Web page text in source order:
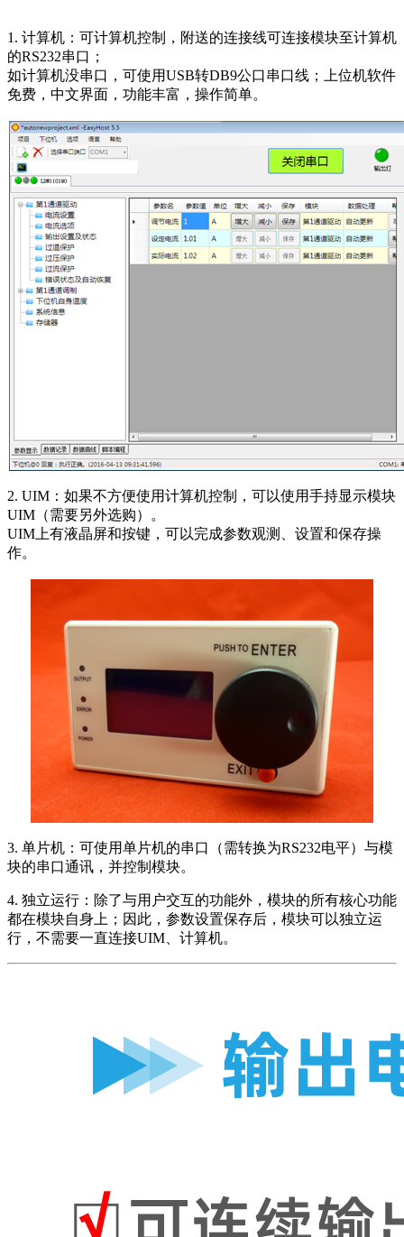
1. 计算机：可计算机控制，附送的连接线可连接模块至计算机
的RS232串口；
如计算机没串口，可使用USB转DB9公口串口线；上位机软件
免费，中文界面，功能丰富，操作简单。
2. UIM：如果不方便使用计算机控制，可以使用手持显示模块
UIM（需要另外选购）。
UIM上有液晶屏和按键，可以完成参数观测、设置和保存操
作。
3. 单片机：可使用单片机的串口（需转换为RS232电平）与模
块的串口通讯，并控制模块。
4. 独立运行：除了与用户交互的功能外，模块的所有核心功能
都在模块自身上；因此，参数设置保存后，模块可以独立运
行，不需要一直连接UIM、计算机。